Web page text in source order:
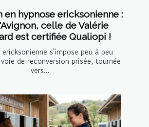
en hypnose ericksonienne :
celle de Valérie
est certifiée Qualiopi !
ericksonienne s'impose peu à peu
de reconversion prisée, tournée
vers...